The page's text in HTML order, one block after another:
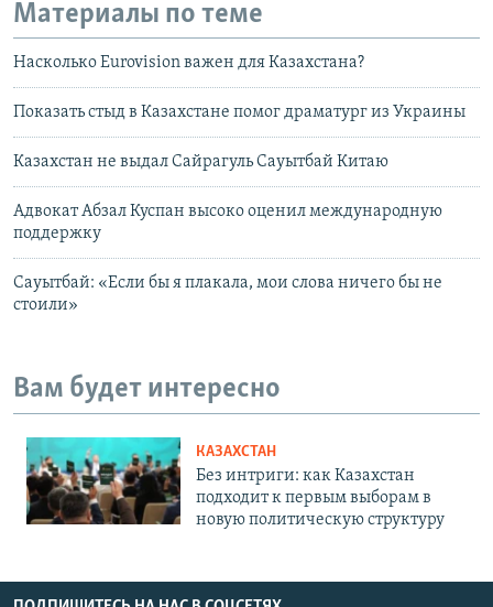
Материалы по теме
Насколько Eurovision важен для Казахстана?
Показать стыд в Казахстане помог драматург из Украины
Казахстан не выдал Сайрагуль Сауытбай Китаю
Адвокат Абзал Куспан высоко оценил международную
поддержку
Сауытбай: «Если бы я плакала, мои слова ничего бы не
стоили»
Вам будет интересно
КАЗАХСТАН
Без интриги: как Казахстан
подходит к первым выборам в
новую политическую структуру